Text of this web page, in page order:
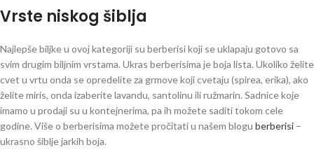
Vrste niskog šiblja
Najlepše biljke u ovoj kategoriji su berberisi koji se uklapaju gotovo sa
svim drugim biljnim vrstama. Ukras berberisima je boja lista. Ukoliko želite
cvet u vrtu onda se opredelite za grmove koji cvetaju (spirea, erika), ako
želite miris, onda izaberite lavandu, santolinu ili ružmarin. Sadnice koje
imamo u prodaji su u kontejnerima, pa ih možete saditi tokom cele
godine. Više o berberisima možete pročitati u našem blogu berberisi –
ukrasno šiblje jarkih boja.